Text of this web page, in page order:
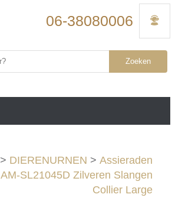
06-38080006
Zoeken
> DIERENURNEN > Assieraden
AM-SL21045D Zilveren Slangen
Collier Large